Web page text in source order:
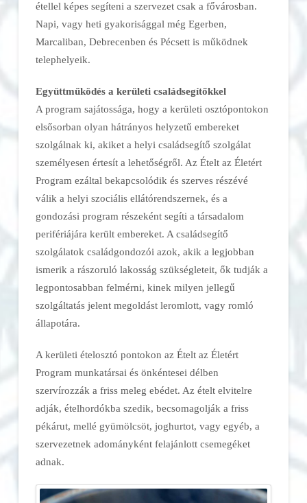
étellel képes segíteni a szervezet csak a fővárosban.
Napi, vagy heti gyakorisággal még Egerben,
Marcaliban, Debrecenben és Pécsett is működnek
telephelyeik.
Együttműködés a kerületi családsegítőkkel
A program sajátossága, hogy a kerületi osztópontokon
elsősorban olyan hátrányos helyzetű embereket
szolgálnak ki, akiket a helyi családsegítő szolgálat
személyesen értesít a lehetőségről. Az Ételt az Életért
Program ezáltal bekapcsolódik és szerves részévé
válik a helyi szociális ellátórendszernek, és a
gondozási program részeként segíti a társadalom
perifériájára került embereket. A családsegítő
szolgálatok családgondozói azok, akik a legjobban
ismerik a rászoruló lakosság szükségleteit, ők tudják a
legpontosabban felmérni, kinek milyen jellegű
szolgáltatás jelent megoldást leromlott, vagy romló
állapotára.
A kerületi ételosztó pontokon az Ételt az Életért
Program munkatársai és önkéntesei délben
szervírozzák a friss meleg ebédet. Az ételt elvitelre
adják, ételhordókba szedik, becsomagolják a friss
pékárut, mellé gyümölcsöt, joghurtot, vagy egyéb, a
szervezetnek adományként felajánlott csemegéket
adnak.